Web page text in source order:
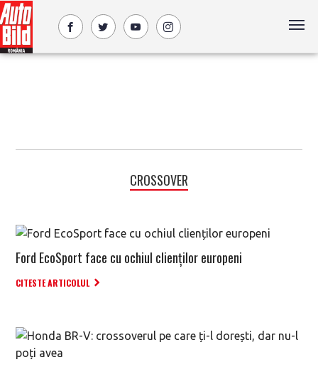
CROSSOVER
Ford EcoSport face cu ochiul clienților europeni
CITESTE ARTICOLUL